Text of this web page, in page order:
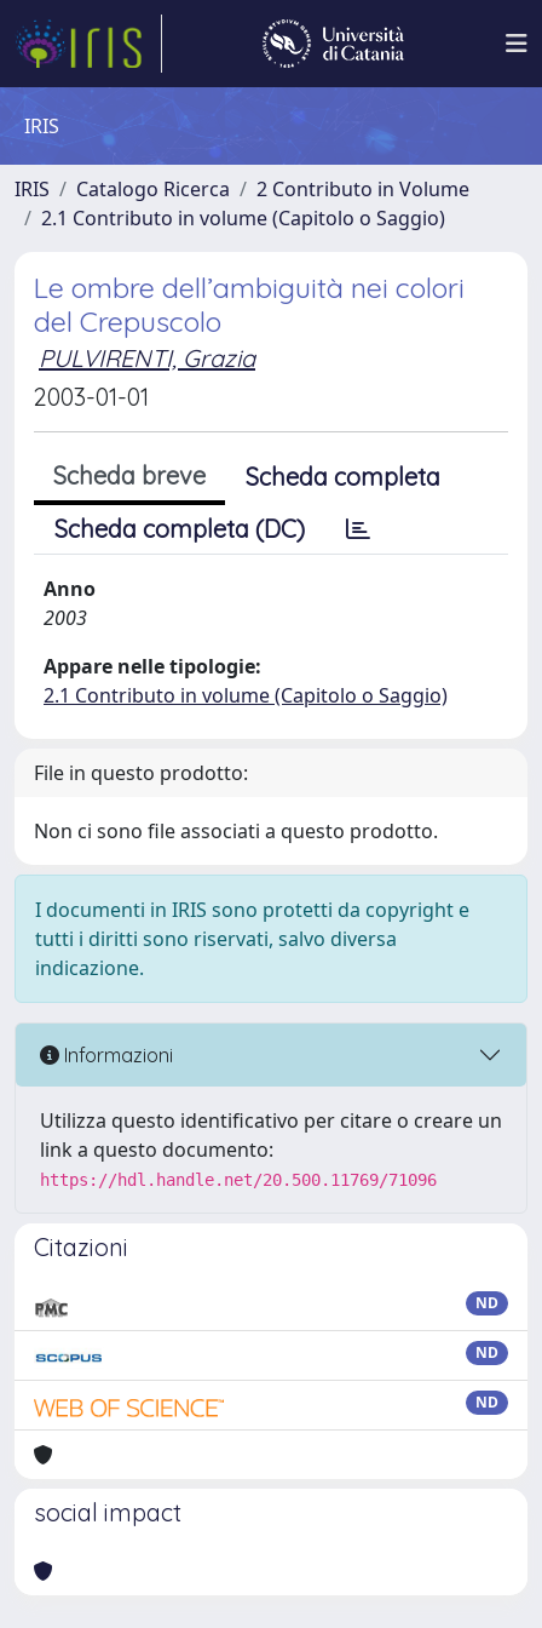
IRIS
IRIS Catalogo Ricerca
2 Contributo in Volume
2.1 Contributo in volume (Capitolo o Saggio)
Le ombre dell’ambiguità nei colori
del Crepuscolo
PULVIRENTI, Grazia
2003-01-01
Scheda breve
Scheda completa
Scheda completa (DC)
Anno
2003
Appare nelle tipologie:
2.1 Contributo in volume (Capitolo o Saggio)
File in questo prodotto:
Non ci sono file associati a questo prodotto.
I documenti in IRIS sono protetti da copyright e
tutti i diritti sono riservati, salvo diversa
indicazione.
Informazioni
Utilizza questo identificativo per citare o creare un
link a questo documento:
https://hdl.handle.net/20.500.11769/71096
Citazioni
ND
ND
ND
social impact